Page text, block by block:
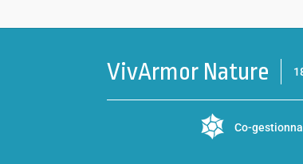
VivArmor Nature
Co-